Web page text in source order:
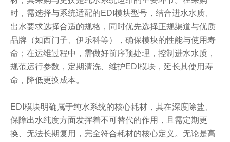
时，需选择与系统适配的EDI模块型号，结合进水水质、
出水要求选择合适的规格，同时优先选择正规渠道与优质
品牌（如西门子、伊乐科等），确保模块的性能与使用寿
命；在运维过程中，需做好前序预处理，控制进水水质，
规范运行参数，定期清洗、维护EDI模块，延长其使用寿
命，降低更换成本。
EDI模块明确属于纯水系统的核心耗材，其在深度除盐、
保障出水纯度方面发挥着不可替代的作用，且需定期更
换、无法长期复用，完全符合耗材的核心定义。无论是高